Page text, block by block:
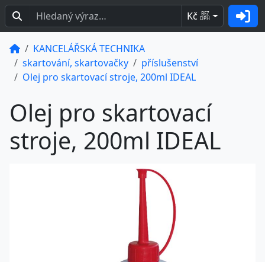
Kč BEZ
DPH
KANCELÁŘSKÁ TECHNIKA
skartování, skartovačky
příslušenství
Olej pro skartovací stroje, 200ml IDEAL
Olej pro skartovací
stroje, 200ml IDEAL